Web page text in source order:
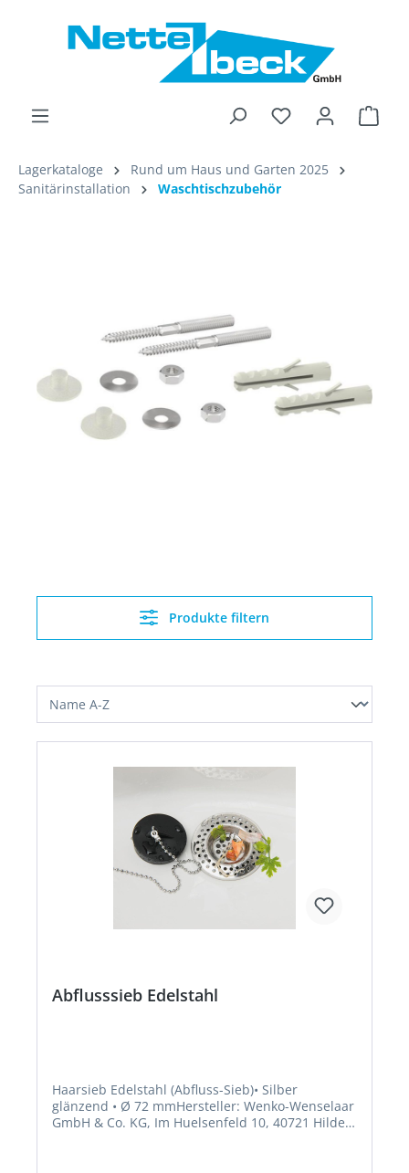
Lagerkataloge
Rund um Haus und Garten 2025
Sanitärinstallation
Waschtischzubehör
Produkte filtern
Abflusssieb Edelstahl
Haarsieb Edelstahl (Abfluss-Sieb)• Silber
glänzend • Ø 72 mmHersteller: Wenko-Wenselaar
GmbH & Co. KG, Im Huelsenfeld 10, 40721 Hilden,